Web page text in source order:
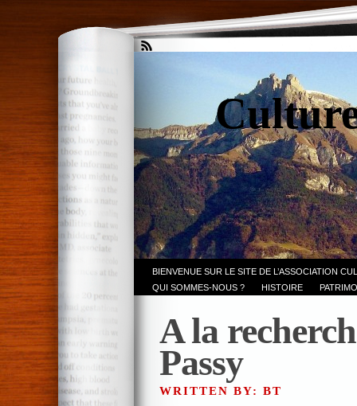
BIENVENUE SUR LE SITE DE L’ASSOCIATION
QUI SOMMES-NOUS ?
HISTOIRE
A la
Passy
WRITTEN BY: BT